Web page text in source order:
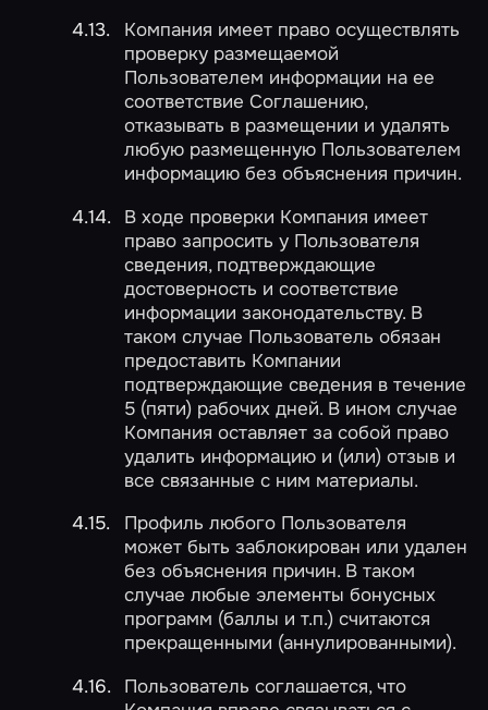
Компания имеет право осуществлять
проверку размещаемой
Пользователем информации на ее
соответствие Соглашению,
отказывать в размещении и удалять
любую размещенную Пользователем
информацию без объяснения причин.
В ходе проверки Компания имеет
право запросить у Пользователя
сведения, подтверждающие
достоверность и соответствие
информации законодательству. В
таком случае Пользователь обязан
предоставить Компании
подтверждающие сведения в течение
5 (пяти) рабочих дней. В ином случае
Компания оставляет за собой право
удалить информацию и (или) отзыв и
все связанные с ним материалы.
Профиль любого Пользователя
может быть заблокирован или удален
без объяснения причин. В таком
случае любые элементы бонусных
программ (баллы и т.п.) считаются
прекращенными (аннулированными).
Пользователь соглашается, что